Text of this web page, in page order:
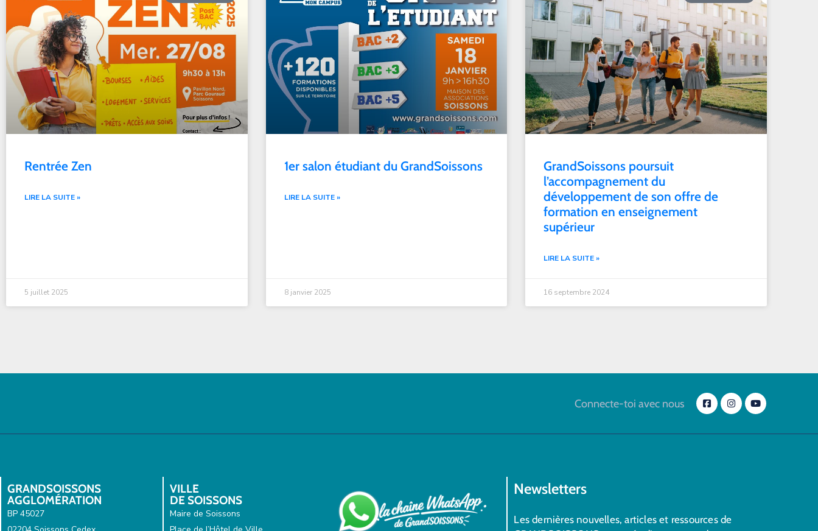
Rentrée Zen
LIRE LA SUITE »
5 juillet 2025
1er salon étudiant du GrandSoissons
LIRE LA SUITE »
8 janvier 2025
GrandSoissons poursuit
l’accompagnement du
développement de son offre de
formation en enseignement
supérieur
LIRE LA SUITE »
16 septembre 2024
Connecte-toi avec nous
GRANDSOISSONS
AGGLOMÉRATION
BP 45027
VILLE
DE SOISSONS
Maire de Soissons
Newsletters
Les dernières nouvelles, articles et ressources de